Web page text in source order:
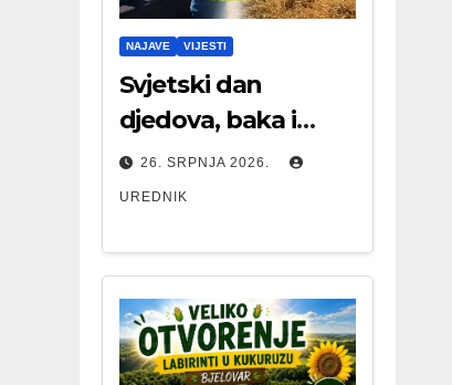
NAJAVE VIJESTI
Svjetski dan
djedova, baka i
starijih osoba
26. SRPNJA 2026.
UREDNIK